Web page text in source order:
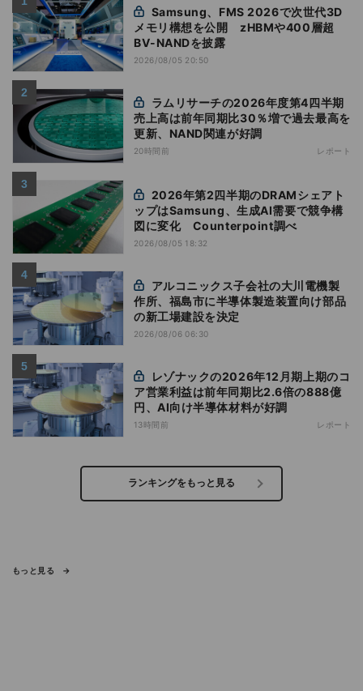
メモリ構想を公開 zHBMや400層超
BV-NANDを披露
2026/08/05 20:50
売上高は前年同期比30％増で過去最高を
更新、NAND関連が好調
20時間前 レポート
ップはSamsung、生成AI需要で競争構
図に変化 Counterpoint調べ
2026/08/05 18:32
作所、福島市に半導体製造装置向け部品
の新工場建設を決定
2026/08/06 06:30
ア営業利益は前年同期比2.6倍の888億
円、AI向け半導体材料が好調
13時間前 レポート
ランキングをもっと見る
もっと見る